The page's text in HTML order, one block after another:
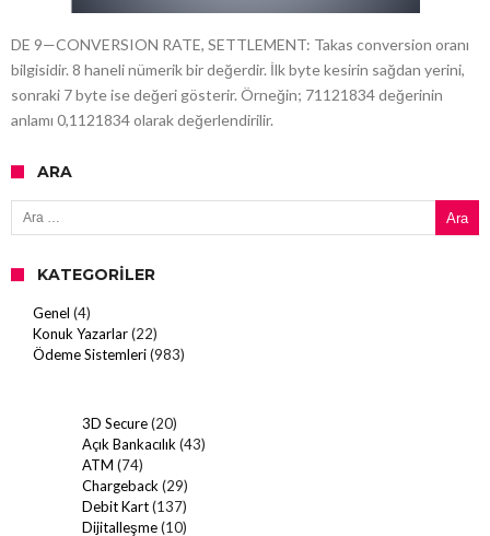
DE 9—CONVERSION RATE, SETTLEMENT: Takas conversion oranı
bilgisidir. 8 haneli nümerik bir değerdir. İlk byte kesirin sağdan yerini,
sonraki 7 byte ise değeri gösterir. Örneğin; 71121834 değerinin
anlamı 0,1121834 olarak değerlendirilir.
ARA
Arama:
KATEGORILER
Genel (4)
Konuk Yazarlar(22)
Ödeme Sistemleri(983)
3D Secure(20)
Açık Bankacılık(43)
ATM (74)
Chargeback(29)
Debit Kart(137)
Dijitalleşme(10)